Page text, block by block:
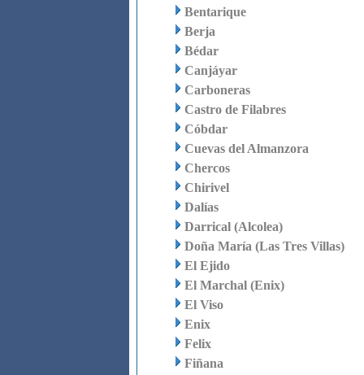
Bentarique
Berja
Bédar
Canjáyar
Carboneras
Castro de Filabres
Cóbdar
Cuevas del Almanzora
Chercos
Chirivel
Dalías
Darrical (Alcolea)
Doña María (Las Tres Villas)
El Ejido
El Marchal (Enix)
El Viso
Enix
Felix
Fiñana